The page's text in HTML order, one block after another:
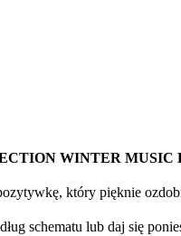
WINTER MUSIC
który pięknie
schematu lub daj się